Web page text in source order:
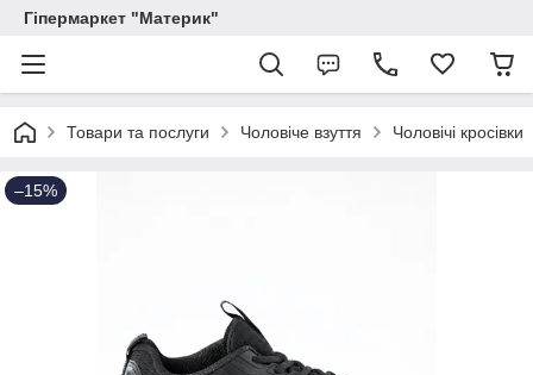
Гіпермаркет "Материк"
Товари та послуги Чоловіче взуття Чоловічі кросівки
–15%